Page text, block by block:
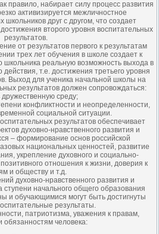
правило, набирает силу процесс развития
активизируется межличностное
друг с другом, что создает
второго уровня воспитательных
результатов.
от результатов первого к результатам
трех лет обучения в школе создает к
школьника реальную возможность выхода в
т.е. достижения третьего уровня
Выход для ученика начальной школы на
результатов должен сопровождаться:
дружественную среду;
конфликтности и неопределенности,
социальной ситуации.
результатов обеспечивает
духовно-нравственного развития и
– формирование основ российской
национальных ценностей, развитие
укрепление духовного и социально-
отношения к жизни, доверия к
и обществу и т.д.
духовно-нравственного развития и
начального общего образования
и обучающимися могут быть достигнуты
результаты.
патриотизма, уважения к правам,
обязанностям человека: